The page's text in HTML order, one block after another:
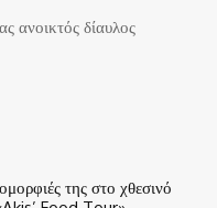
ανοικτός δίαυλος
της στο χθεσινό